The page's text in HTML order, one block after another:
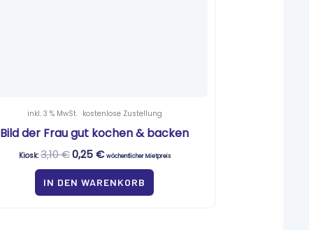
inkl. 3 % MwSt. kostenlose Zustellung
Bild der Frau gut kochen & backen
Kiosk: 3,10€0,25€ wöchentlicher Mietpreis
IN DEN WARENKORB